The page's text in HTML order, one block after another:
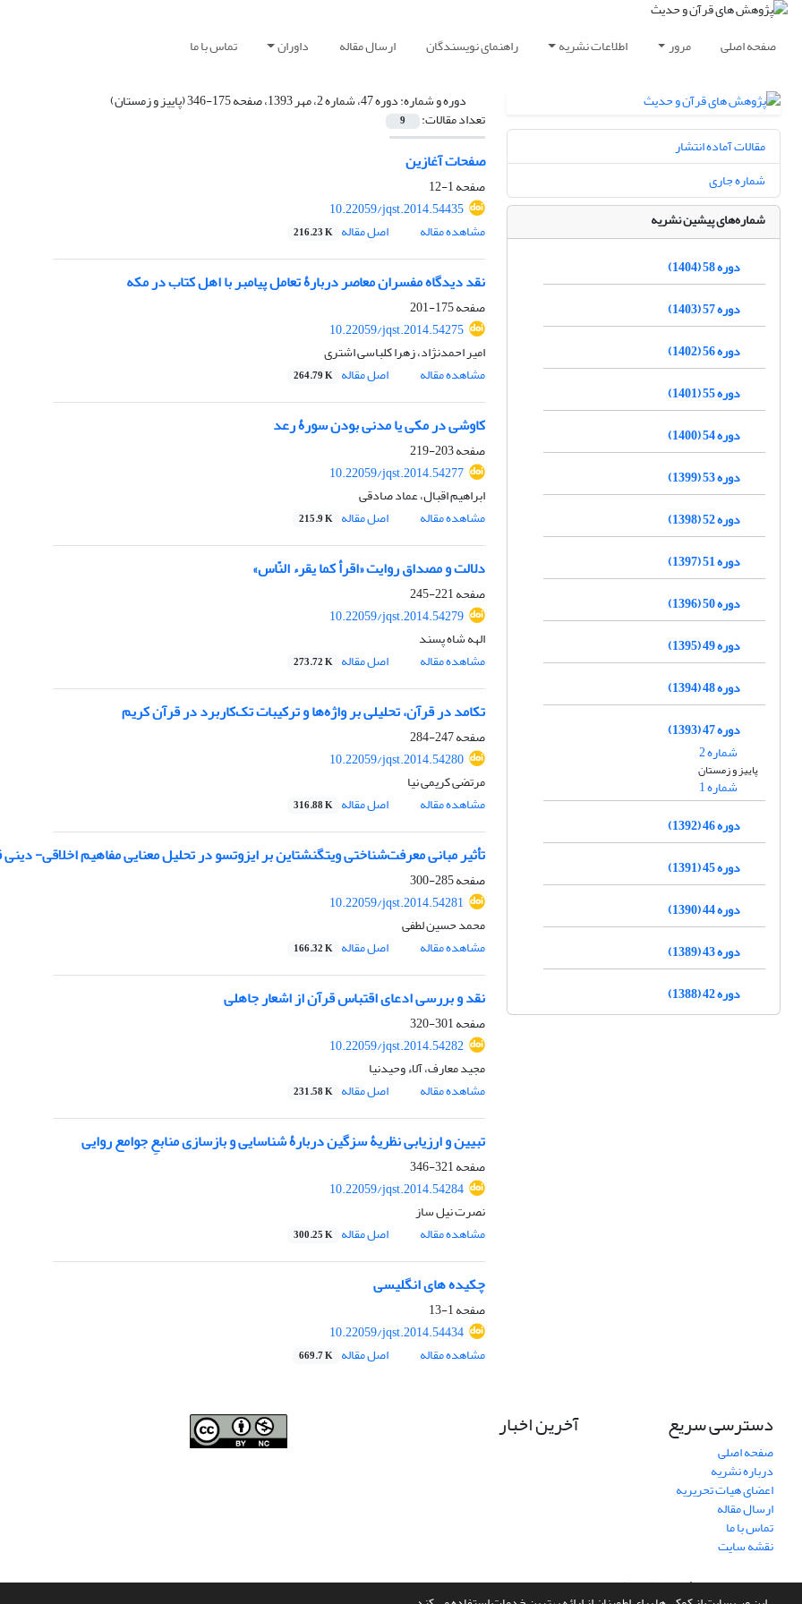
صفحه اصلی مرور اطلاعات نشریه راهنمای نویسندگان ارسال مقاله داوران تماس با ما
دوره و شماره:دوره 47، شماره 2، مهر 1393، صفحه 175-346 (پاییز و زمستان)
تعداد مقالات: 9
صفحات آغازین
صفحه1-12
10.22059/jqst.2014.54435
مشاهده مقاله
اصل مقاله 216.23 K
نقد دیدگاه مفسران معاصر دربارۀ تعامل پیامبر با اهل کتاب در مکه
صفحه175-201
10.22059/jqst.2014.54275
امیر احمدنژاد، زهرا کلباسی اشتری
مشاهده مقاله
اصل مقاله 264.79 K
کاوشی در مکی یا مدنی بودن سورۀ رعد
صفحه203-219
10.22059/jqst.2014.54277
ابراهیم اقبال، عماد صادقی
مشاهده مقاله
اصل مقاله 215.9 K
دلالت و مصداق روایت «اقرأ کما یقرء النّاس»
صفحه221-245
10.22059/jqst.2014.54279
الهه شاه پسند
مشاهده مقاله
اصل مقاله 273.72 K
تکامد در قرآن، تحلیلی بر واژه‌ها و ترکیبات تک‌کاربرد در قرآن کریم
صفحه247-284
10.22059/jqst.2014.54280
مرتضی کریمی نیا
مشاهده مقاله
اصل مقاله 316.88 K
تأثیر مبانی معرفت‌شناختی ویتگنشتاین بر ایزوتسو در تحلیل معنایی مفاهیم اخلاقی-
صفحه285-300
10.22059/jqst.2014.54281
محمد حسین لطفی
مشاهده مقاله
اصل مقاله 166.32 K
نقد و بررسی ادعای اقتباس قرآن از اشعار جاهلی
صفحه301-320
10.22059/jqst.2014.54282
مجید معارف، آلاء وحیدنیا
مشاهده مقاله
اصل مقاله 231.58 K
تبیین و ارزیابی نظریۀ سزگین دربارۀ شناسایی و بازسازی منابعِ جوامع روایی
صفحه321-346
10.22059/jqst.2014.54284
نصرت نیل ساز
مشاهده مقاله
اصل مقاله 300.25 K
چکیده های انگلیسی
صفحه1-13
10.22059/jqst.2014.54434
مشاهده مقاله
اصل مقاله 669.7 K
مقالات آماده انتشار
شماره جاری
شماره‌های پیشین نشریه
دوره 58 (1404)
دوره 57 (1403)
دوره 56 (1402)
دوره 55 (1401)
دوره 54 (1400)
دوره 53 (1399)
دوره 52 (1398)
دوره 51 (1397)
دوره 50 (1396)
دوره 49 (1395)
دوره 48 (1394)
دوره 47 (1393)
شماره 2
پاییز و زمستان
شماره 1
دوره 46 (1392)
دوره 45 (1391)
دوره 44 (1390)
دوره 43 (1389)
دوره 42 (1388)
دسترسی سریع
صفحه اصلی
درباره نشریه
اعضای هیات تحریریه
ارسال مقاله
تماس با ما
نقشه سایت
آخرین اخبار
سامانه مدیریت نشریات علمی.طراحی و پیاده سازی ازسیناوب